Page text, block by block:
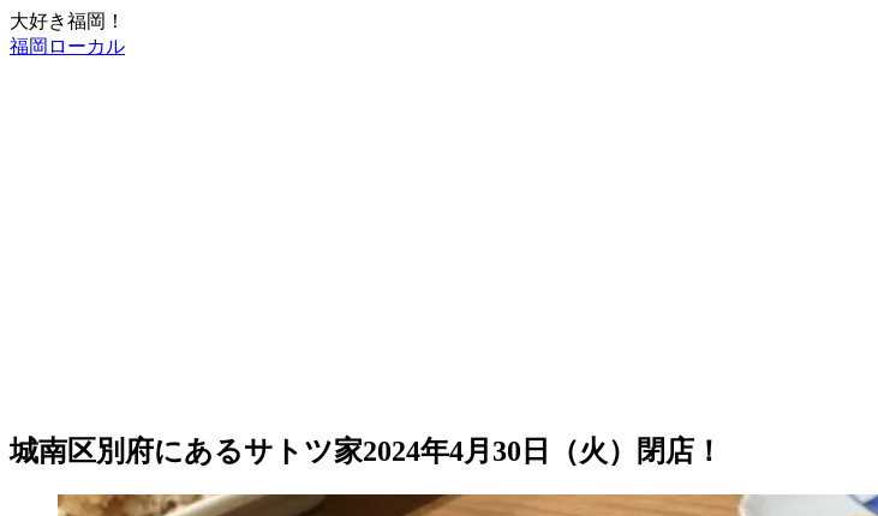
大好き福岡！
福岡ローカル
城南区別府にあるサトツ家2024年4月30日（火）閉店！